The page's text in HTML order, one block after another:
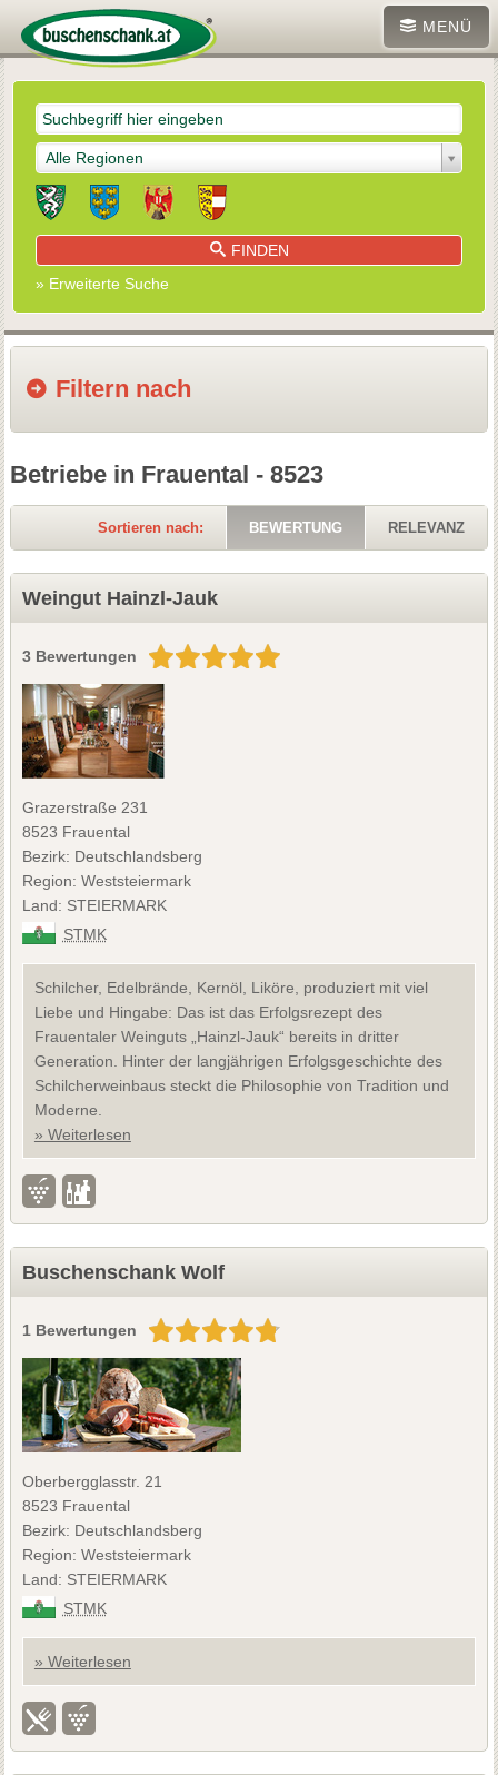
MENÜ
Alle Regionen
FINDEN
» Erweiterte Suche
Filtern nach
Betriebe in Frauental - 8523
Sortieren nach: BEWERTUNG RELEVANZ
Weingut Hainzl-Jauk
3 Bewertungen
Grazerstraße 231
8523 Frauental
Bezirk: Deutschlandsberg
Region: Weststeiermark
Land: STEIERMARK
STMK
Schilcher, Edelbrände, Kernöl, Liköre, produziert mit viel
Liebe und Hingabe: Das ist das Erfolgsrezept des
Frauentaler Weinguts „Hainzl-Jauk“ bereits in dritter
Generation. Hinter der langjährigen Erfolgsgeschichte des
Schilcherweinbaus steckt die Philosophie von Tradition und
Moderne.
» Weiterlesen
Buschenschank Wolf
1 Bewertungen
Oberbergglasstr. 21
8523 Frauental
Bezirk: Deutschlandsberg
Region: Weststeiermark
Land: STEIERMARK
STMK
» Weiterlesen